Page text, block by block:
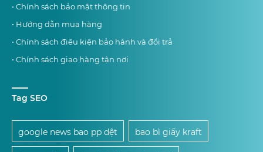
• Chính sách bảo mật thông tin
• Hướng dẫn mua hàng
• Chính sách điều kiện bảo hành và đổi trả
• Chính sách giao hàng tận nơi
Tag SEO
google news bao pp dệt bao bì giấy kraft